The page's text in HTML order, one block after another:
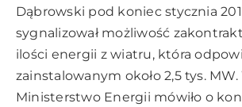
Dąbrowski pod koniec stycznia
sygnalizował możliwość
ilości energii z wiatru, która
zainstalowanym około 2,5 tys.
Ministerstwo Energii mówiło o